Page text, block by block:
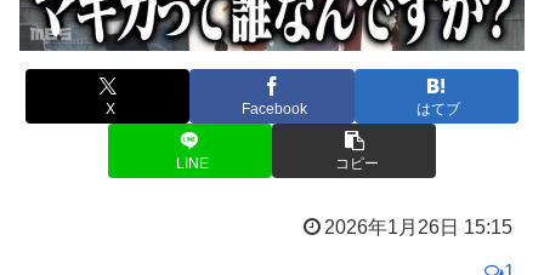
X Facebook はてブ
LINE コピー
2026年1月26日 15:15